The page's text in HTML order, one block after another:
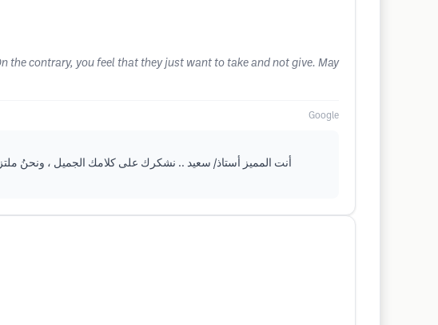
contrary, you feel that they just want to take and not give. May
Google
أنت المميز أستاذ/ سعيد .. نشكرك على كلامك الجميل ، ونحنُ